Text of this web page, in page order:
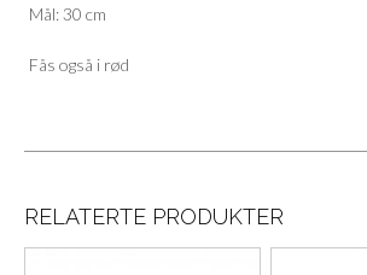
Mål: 30 cm
Fås også i rød
RELATERTE PRODUKTER